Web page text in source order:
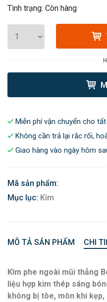
Tình trạng: Còn hàng
Miễn phí vận chuyển cho
Không cần trả lại rắc rối,
Giao hàng vào ngày hôm
Mã sản phẩm:
Mục lục: Kìm
MÔ TẢ SẢN PHẨM CHI
Kìm phe ngoài mũi thẳng
liệu hợp kim thép sáng
không bị tòe, mòn khi